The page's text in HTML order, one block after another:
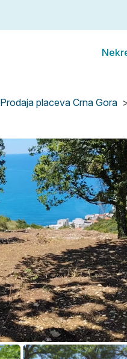
Prodaja placeva Crna Gora